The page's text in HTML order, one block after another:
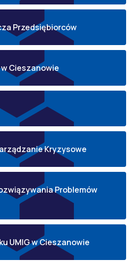
Przedsiębiorców
w Cieszanowie
Kryzysowe
Problemów
UMIG w Cieszanowie